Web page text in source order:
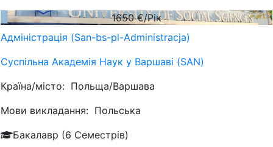
1650€/Рік
Адміністрація (San-bs-pl-Administracja)
Суспільна Академія Наук у Варшаві (SAN)
Країна/місто: Польща/Варшава
Мови викладання: Польська
Бакалавр (6 Семестрів)